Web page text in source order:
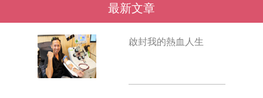
最新文章
啟封我的熱血人生